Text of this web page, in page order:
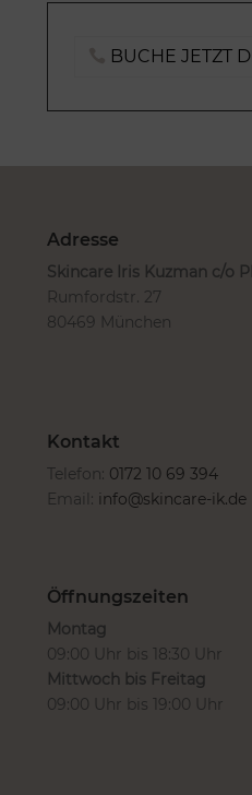
BUCHE JETZT
Adresse
Skincare Iris Kuzman c/o
Rumfordstr. 27
80469 München
Kontakt
Telefon: 0172 10 69 394
Email: info@skincare-ik.de
Öffnungszeiten
Montag
09:00 Uhr bis 18:30 Uhr
Mittwoch bis Freitag
09:00 Uhr bis 19:00 Uhr